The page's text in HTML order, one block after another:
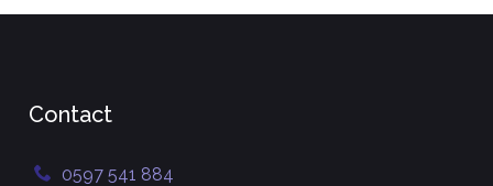
Contact
0597 541 884